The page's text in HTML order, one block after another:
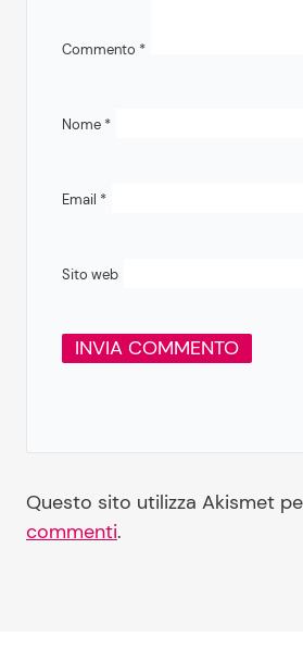
Commento *
Nome *
Email *
Sito web
Questo sito utilizza Akismet
commenti.